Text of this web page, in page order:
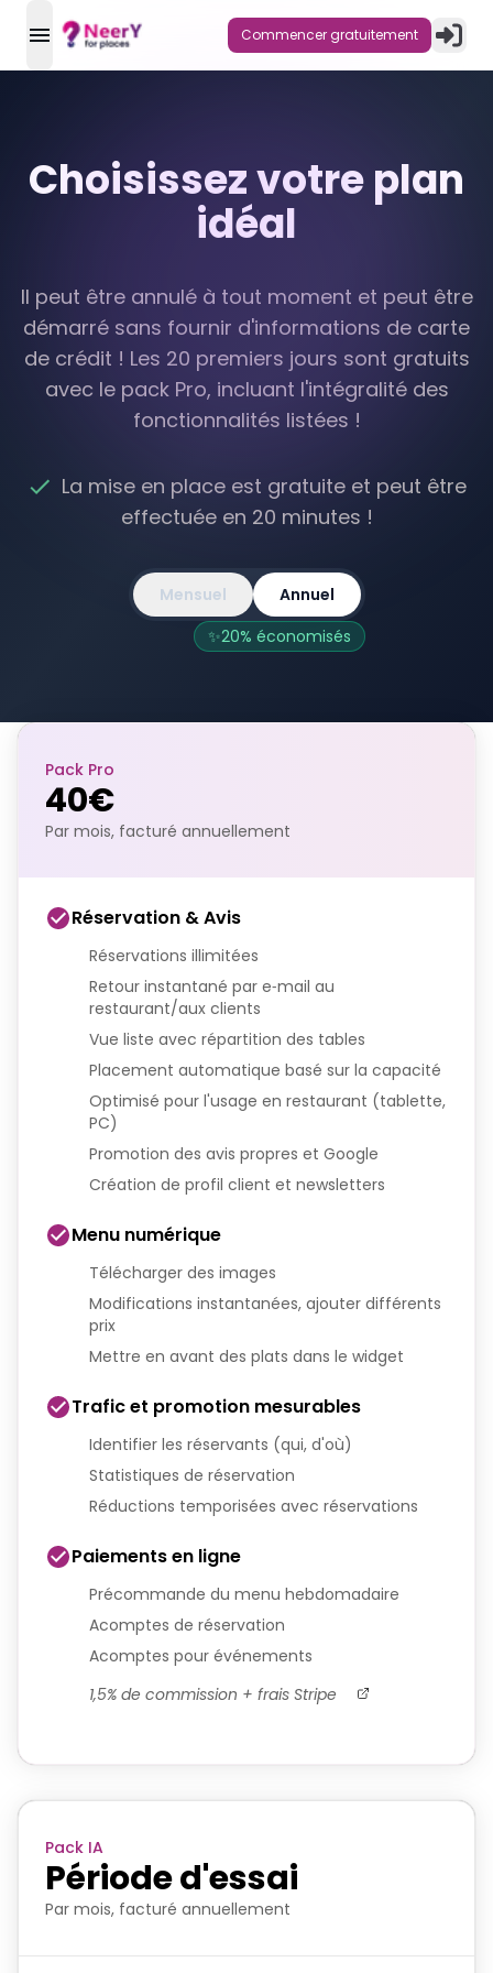
open navigation menu Commencer gratuitement
Choisissez votre plan
idéal
Il peut être annulé à tout moment et peut être
démarré sans fournir d'informations de carte
de crédit ! Les 20 premiers jours sont gratuits
avec le pack Pro, incluant l'intégralité des
fonctionnalités listées !
La mise en place est gratuite et peut être
effectuée en 20 minutes !
Mensuel
Annuel
✨20% économisés
Pack Pro
40€
Par mois, facturé annuellement
Réservation & Avis
Réservations illimitées
Retour instantané par e‑mail au
restaurant/aux clients
Vue liste avec répartition des tables
Placement automatique basé sur la capacité
Optimisé pour l'usage en restaurant (tablette,
PC)
Promotion des avis propres et Google
Création de profil client et newsletters
Menu numérique
Télécharger des images
Modifications instantanées, ajouter différents
prix
Mettre en avant des plats dans le widget
Trafic et promotion mesurables
Identifier les réservants (qui, d'où)
Statistiques de réservation
Réductions temporisées avec réservations
Paiements en ligne
Précommande du menu hebdomadaire
Acomptes de réservation
Acomptes pour événements
1,5% de commission + frais Stripe
Pack IA
Période d'essai
Par mois, facturé annuellement